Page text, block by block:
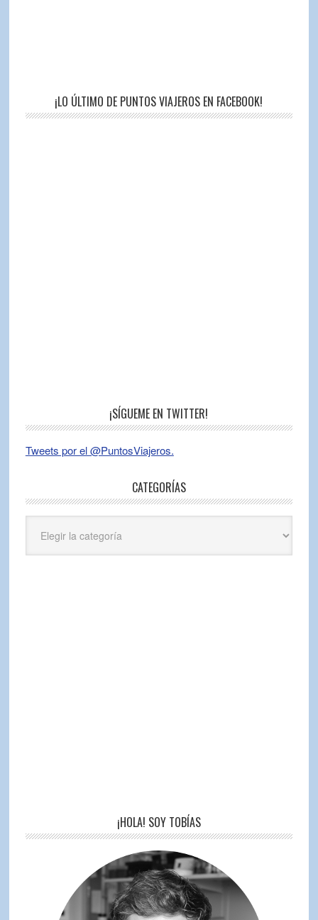
¡LO ÚLTIMO DE PUNTOS VIAJEROS EN FACEBOOK!
¡SÍGUEME EN TWITTER!
Tweets por el @PuntosViajeros.
CATEGORÍAS
¡HOLA! SOY TOBÍAS